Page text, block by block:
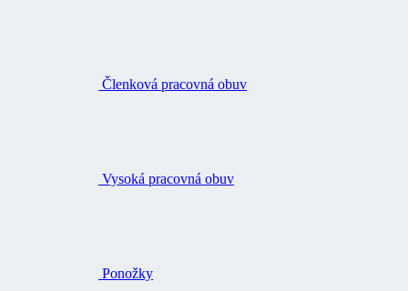
Členková pracovná obuv
Vysoká pracovná obuv
Ponožky